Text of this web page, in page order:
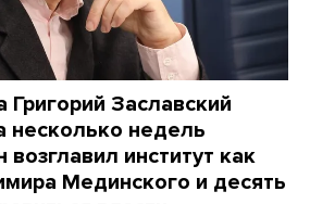
Заславский
несколько недель
институт как
Мединского и десять